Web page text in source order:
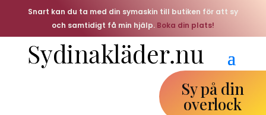
Snart kan du ta med din symaskin till butiken för att sy
och samtidigt få min hjälp. Boka din plats!
Sy på din
overlock